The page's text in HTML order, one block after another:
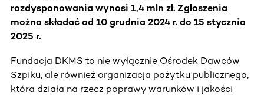
rozdysponowania wynosi 1,4 mln zł. Zgłoszenia
można składać od 10 grudnia 2024 r. do 15 stycznia
2025 r.
Fundacja DKMS to nie wyłącznie Ośrodek Dawców
Szpiku, ale również organizacja pożytku publicznego,
która działa na rzecz poprawy warunków i jakości